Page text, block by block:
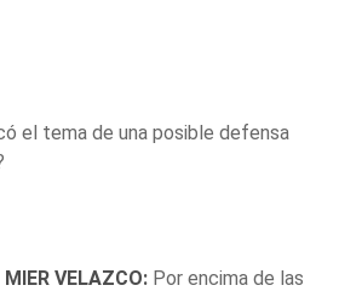
el tema de una posible defensa
VELAZCO: Por encima de las